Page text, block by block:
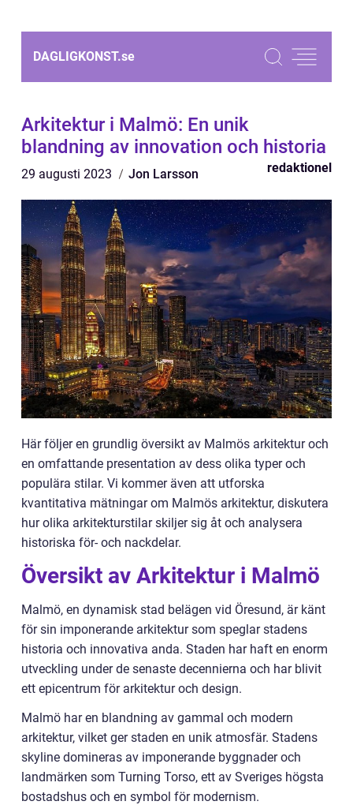
DAGLIGKONST.se
Arkitektur i Malmö: En unik
blandning av innovation och historia
29 augusti 2023 Jon Larsson redaktionel
Här följer en grundlig översikt av Malmös arkitektur och
en omfattande presentation av dess olika typer och
populära stilar. Vi kommer även att utforska
kvantitativa mätningar om Malmös arkitektur, diskutera
hur olika arkitekturstilar skiljer sig åt och analysera
historiska för- och nackdelar.
Översikt av Arkitektur i Malmö
Malmö, en dynamisk stad belägen vid Öresund, är känt
för sin imponerande arkitektur som speglar stadens
historia och innovativa anda. Staden har haft en enorm
utveckling under de senaste decennierna och har blivit
ett epicentrum för arkitektur och design.
Malmö har en blandning av gammal och modern
arkitektur, vilket ger staden en unik atmosfär. Stadens
skyline domineras av imponerande byggnader och
landmärken som Turning Torso, ett av Sveriges högsta
bostadshus och en symbol för modernism.